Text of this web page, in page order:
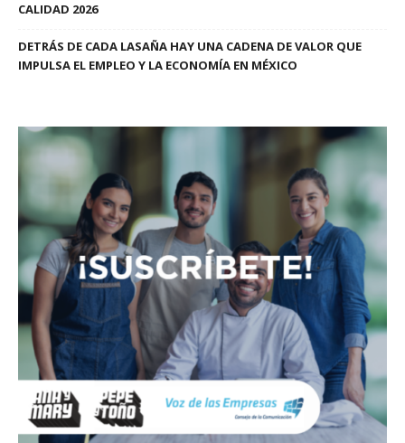
CALIDAD 2026
DETRÁS DE CADA LASAÑA HAY UNA CADENA DE VALOR QUE
IMPULSA EL EMPLEO Y LA ECONOMÍA EN MÉXICO